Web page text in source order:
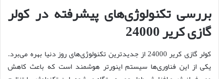
بررسی تکنولوژی‌های پیشرفته در کولر
گازی کریر 24000
کولر گازی کریر 24000 از جدیدترین تکنولوژی‌های روز دنیا بهره می‌برد.
یکی از این فناوری‌ها سیستم اینورتر هوشمند است که باعث کاهش